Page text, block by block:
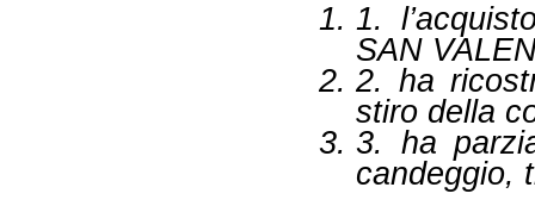
1.
SAN
2. ha
stiro della
3. ha
candeggio,